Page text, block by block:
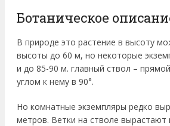
Ботаническое
В природе это растение в высоту
высоты до 60 м, но некоторые
и до 85-90 м. главный ствол –
углом к нему в 90°.
Но комнатные экземпляры редко
метров. Ветки на стволе вырастают